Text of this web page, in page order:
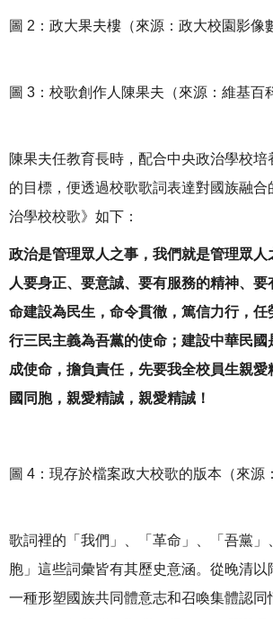
圖 2：政大果夫樓（來源：政大校園影像
圖 3：校歌創作人陳果夫（來源：維基百
陳果夫任教育長時，配合中央政治學校
的目標，便透過校歌歌詞表達對國族融合
治學校校歌》如下：
政治是管理眾人之事，我們就是管理眾人
人要身正、要意誠、要有服務的精神、
命建設為民生，命令貫徹，篤信力行，任
行三民主義為吾黨的使命；建設中華民國
成使命，擔負責任，先要我全校員生親愛
國同胞，親愛精誠，親愛精誠！
圖 4：現存於檔案政大校歌的版本（來源
歌詞裡的「我們」、「革命」、「吾黨」
胞」這些詞彙皆有其歷史意涵。從晚清以
一種形塑國族共同體意志和召喚集體認同